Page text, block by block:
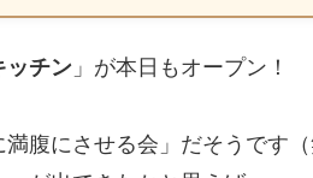
ッチン 」が本日もオープン！
腹にさせる会」だそうです（